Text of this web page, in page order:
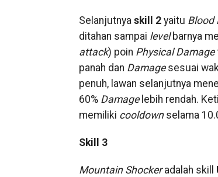
Selanjutnya skill 2yaitu Blood
ditahan sampai levelbarnya
attack) poin Physical Damage
panah dan Damagesesuai
penuh, lawan selanjutnya
60% Damagelebih rendah.
memiliki cooldownselama
Skill 3
Mountain Shockeradalah skill